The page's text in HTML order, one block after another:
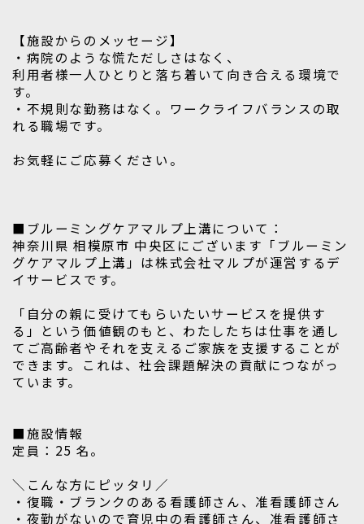
【施設からのメッセージ】
・病院のような慌ただしさはなく、
利用者様一人ひとりと落ち着いて向き合える環境で
す。
・不規則な勤務はなく。ワークライフバランスの取
れる職場です。
お気軽にご応募ください。
■ブルーミングケアマルプ上溝について：
神奈川県 相模原市 中央区にございます「ブルーミン
グケアマルプ上溝」は株式会社マルプが運営するデ
イサービスです。
「自分の親に受けてもらいたいサービスを提供す
る」という価値観のもと、わたしたちは仕事を通し
てご高齢者やそれを支えるご家族を支援することが
できます。これは、社会課題解決の貢献につながっ
ています。
■施設情報
定員：25 名。
＼こんな方にピッタリ／
・復職・ブランクのある看護師さん、准看護師さん
・夜勤がないので育児中の看護師さん、准看護師さ